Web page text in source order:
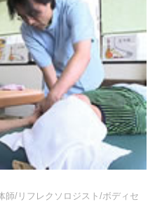
師/リフレクソロジスト/ボディセ